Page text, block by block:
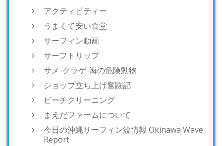
アクティビティー
うまくて安い食堂
サーフィン動画
サーフトリップ
サメ-クラゲ-海の危険動物
ショップ立ち上げ奮闘記
ビーチクリーニング
まえだファームについて
今日の沖縄サーフィン波情報 Okinawa Wave
Report